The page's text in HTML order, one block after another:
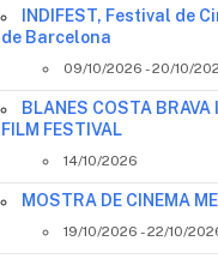
INDIFEST, Festival de
de Barcelona
09/10/2026 - 20/10/
BLANES COSTA BRAVA
FILM FESTIVAL
14/10/2026
MOSTRA DE CINEMA
19/10/2026 - 22/10/